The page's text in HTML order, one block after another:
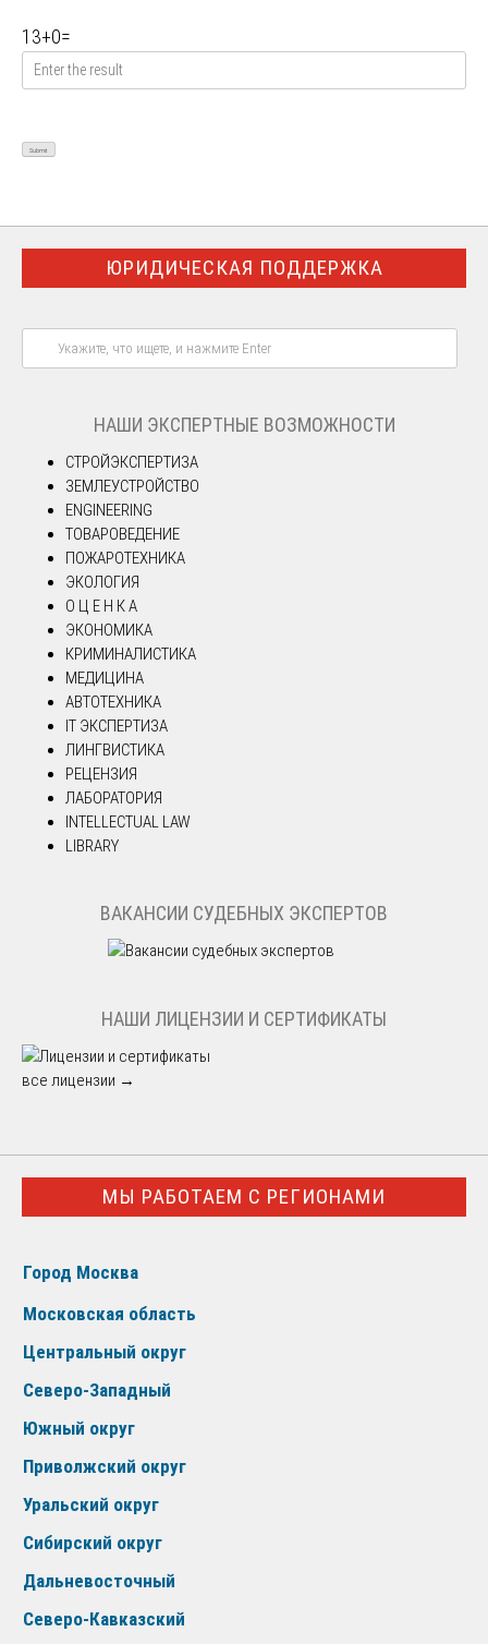
13+0=
ЮРИДИЧЕСКАЯ ПОДДЕРЖКА
НАШИ ЭКСПЕРТНЫЕ ВОЗМОЖНОСТИ
СТРОЙЭКСПЕРТИЗА
ЗЕМЛЕУСТРОЙСТВО
ENGINEERING
ТОВАРОВЕДЕНИЕ
ПОЖАРОТЕХНИКА
ЭКОЛОГИЯ
О Ц Е Н К А
ЭКОНОМИКА
КРИМИНАЛИСТИКА
МЕДИЦИНА
АВТОТЕХНИКА
IT ЭКСПЕРТИЗА
ЛИНГВИСТИКА
РЕЦЕНЗИЯ
ЛАБОРАТОРИЯ
INTELLECTUAL LAW
LIBRARY
ВАКАНСИИ СУДЕБНЫХ ЭКСПЕРТОВ
НАШИ ЛИЦЕНЗИИ И СЕРТИФИКАТЫ
все лицензии →
МЫ РАБОТАЕМ С РЕГИОНАМИ
Город Москва
Московская область
Центральный округ
Северо-Западный
Южный округ
Приволжский округ
Уральский округ
Сибирский округ
Дальневосточный
Северо-Кавказский